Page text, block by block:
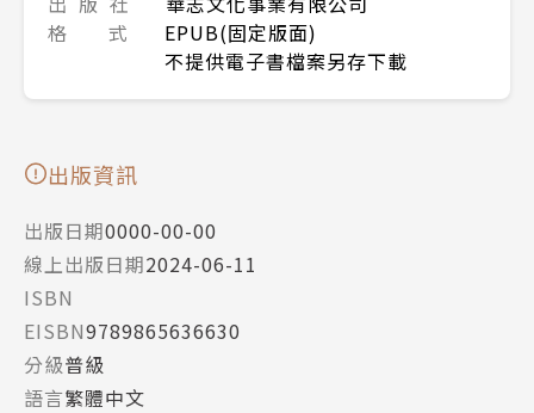
格 式
EPUB(固定版面)
不提供電子書檔案另存下載
出版資訊
出版日期0000-00-00
線上出版日期2024-06-11
ISBN
EISBN9789865636630
分級普級
語言繁體中文